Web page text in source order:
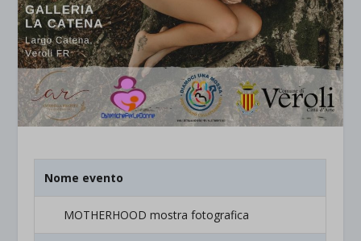
Nome evento
MOTHERHOOD mostra fotografica